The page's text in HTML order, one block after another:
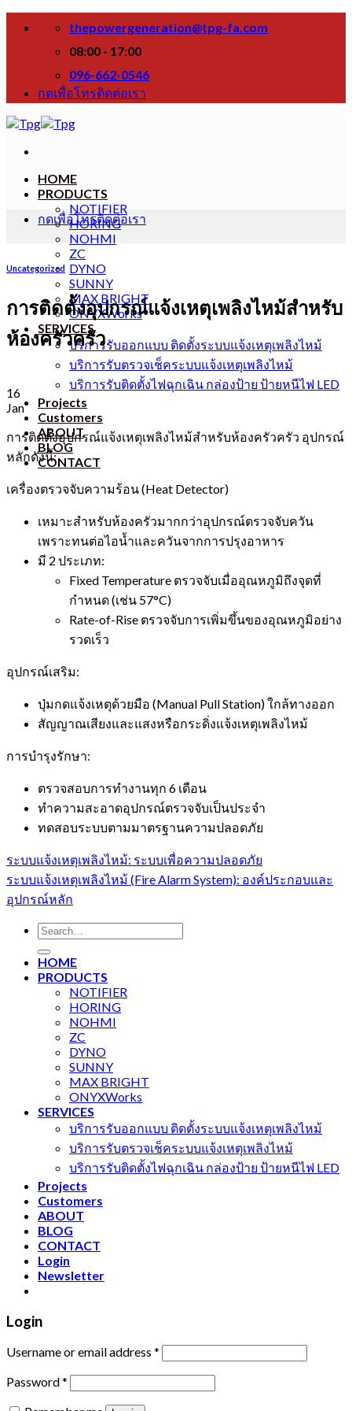
thepowergeneration@tpg-fa.com
08:00 - 17:00
096-662-0546
กดเพื่อโทรติดต่อเรา
HOME
PRODUCTS
NOTIFIER
HORING
NOHMI
ZC
DYNO
SUNNY
MAX BRIGHT
ONYXWorks
SERVICES
บริการรับออกแบบ ติดตั้งระบบแจ้งเหตุเพลิงไหม้
บริการรับตรวจเช็คระบบแจ้งเหตุเพลิงไหม้
บริการรับติดตั้งไฟฉุกเฉิน กล่องป้าย ป้ายหนีไฟ LED
Projects
Customers
ABOUT
BLOG
CONTACT
กดเพื่อโทรติดต่อเรา
Uncategorized
การติดตั้งอุปกรณ์แจ้งเหตุเพลิงไหม้สำหรับ
ห้องครัวครัว
16
Jan
การติดตั้งอุปกรณ์แจ้งเหตุเพลิงไหม้สำหรับห้องครัวครัว อุปกรณ์
หลักดังนี้:
เครื่องตรวจจับความร้อน (Heat Detector)
เหมาะสำหรับห้องครัวมากกว่าอุปกรณ์ตรวจจับควัน
เพราะทนต่อไอน้ำและควันจากการปรุงอาหาร
มี 2 ประเภท:
Fixed Temperature ตรวจจับเมื่ออุณหภูมิถึงจุดที่
กำหนด (เช่น 57°C)
Rate-of-Rise ตรวจจับการเพิ่มขึ้นของอุณหภูมิอย่าง
รวดเร็ว
อุปกรณ์เสริม:
ปุ่มกดแจ้งเหตุด้วยมือ (Manual Pull Station) ใกล้ทางออก
สัญญาณเสียงและแสงหรือกระดิ่งแจ้งเหตุเพลิงไหม้
การบำรุงรักษา:
ตรวจสอบการทำงานทุก 6 เดือน
ทำความสะอาดอุปกรณ์ตรวจจับเป็นประจำ
ทดสอบระบบตามมาตรฐานความปลอดภัย
ระบบแจ้งเหตุเพลิงไหม้: ระบบเพื่อความปลอดภัย
ระบบแจ้งเหตุเพลิงไหม้ (Fire Alarm System): องค์ประกอบและ
อุปกรณ์หลัก
Search
for:
HOME
PRODUCTS
NOTIFIER
HORING
NOHMI
ZC
DYNO
SUNNY
MAX BRIGHT
ONYXWorks
SERVICES
บริการรับออกแบบ ติดตั้งระบบแจ้งเหตุเพลิงไหม้
บริการรับตรวจเช็คระบบแจ้งเหตุเพลิงไหม้
บริการรับติดตั้งไฟฉุกเฉิน กล่องป้าย ป้ายหนีไฟ LED
Projects
Customers
ABOUT
BLOG
CONTACT
Login
Newsletter
Login
Username or email address *
Password*